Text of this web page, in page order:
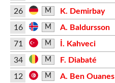
26 M K. Demirbay
16 M
A. Baldursson
71
M İ. Kahveci
34 M F. Diabaté
12 M A. Ben Ouanes